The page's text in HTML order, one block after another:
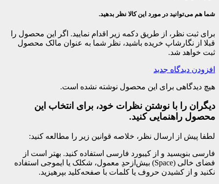
شما هم می‌توانید در مورد این کالا نظر بدهید.
برای ثبت نظر، از طریق دکمه زیر اقدام نمایید. اگر این محصول را
قبلا از نگارشاپ خریده باشید، نظر شما به عنوان مالک محصول
ثبت خواهد شد.
افزودن دیدگاه جدید
هیچ دیدگاهی برای این محصول نوشته نشده است.
دیگران را با نوشتن نظرات خود، برای انتخاب این
محصول راهنمایی کنید.
لطفا پیش از ارسال نظر، خلاصه قوانین زیر را مطالعه کنید:
فارسی بنویسید و از کیبورد فارسی استفاده کنید. بهتر است از
فضای خالی (Space) بیش‌از‌حدِ معمول، شکلک یا ایموجی استفاده
نکنید و از کشیدن حروف یا کلمات با صفحه‌کلید بپرهیزید.